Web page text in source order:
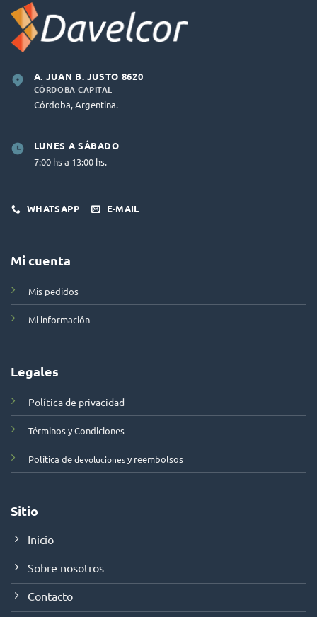
A. JUAN B. JUSTO 8620
CÓRDOBA CAPITAL
Córdoba, Argentina.
LUNES A SÁBADO
7:00 hs a 13:00 hs.
WHATSAPP E-MAIL
Mi cuenta
Mis pedidos
Mi información
Legales
Política de privacidad
Términos y Condiciones
Política dedevolucionesy reembolsos
Sitio
Inicio
Sobre nosotros
Contacto